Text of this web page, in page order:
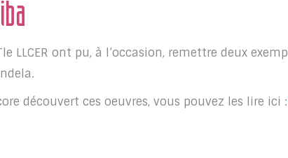
LLCER ont pu, à l’occasion, remettre deux
découvert ces oeuvres, vous pouvez les lire ici :